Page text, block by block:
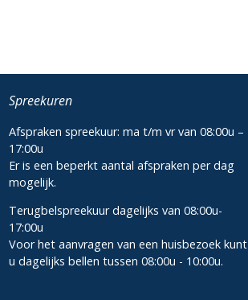
Spreekuren
Afspraken spreekuur: ma t/m vr van 08:00u –
17:00u
Er is een beperkt aantal afspraken per dag
mogelijk.
Terugbelspreekuur dagelijks van 08:00u-
17:00u
Voor het aanvragen van een huisbezoek kunt
u dagelijks bellen tussen 08:00u - 10:00u.